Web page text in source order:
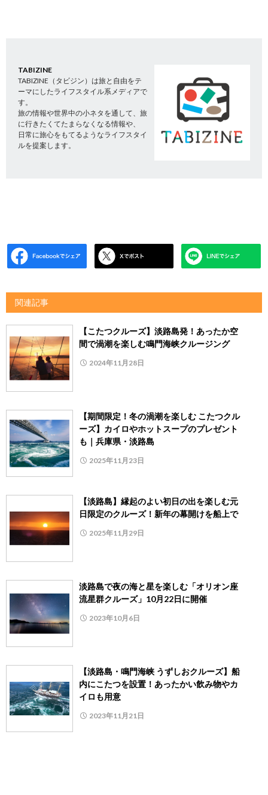
TABIZINE
TABIZINE（タビジン）は旅と自由をテ
ーマにしたライフスタイル系メディアで
す。
旅の情報や世界中の小ネタを通して、旅
に行きたくてたまらなくなる情報や、
日常に旅心をもてるようなライフスタイ
ルを提案します。
関連記事
【こたつクルーズ】淡路島発！あったか空
間で渦潮を楽しむ鳴門海峡クルージング
2024年11月28日
【期間限定！冬の渦潮を楽しむ こたつクル
ーズ】カイロやホットスープのプレゼント
も｜兵庫県・淡路島
2025年11月23日
【淡路島】縁起のよい初日の出を楽しむ元
日限定のクルーズ！新年の幕開けを船上で
2025年11月29日
淡路島で夜の海と星を楽しむ「オリオン座
流星群クルーズ」10月22日に開催
2023年10月6日
【淡路島・鳴門海峡 うずしおクルーズ】船
内にこたつを設置！あったかい飲み物やカ
イロも用意
2023年11月21日